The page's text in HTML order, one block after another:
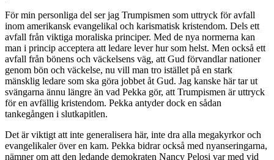
För min personliga del ser jag Trumpismen som uttryck för avfall
inom amerikansk evangelikal och karismatisk kristendom. Dels ett
avfall från viktiga moraliska principer. Med de nya normerna kan
man i princip acceptera att ledare lever hur som helst. Men också ett
avfall från bönens och väckelsens väg, att Gud förvandlar nationer
genom bön och väckelse, nu vill man tro istället på en stark
mänsklig ledare som ska göra jobbet åt Gud. Jag kanske här tar ut
svängarna ännu längre än vad Pekka gör, att Trumpismen är uttryck
för en avfällig kristendom. Pekka antyder dock en sådan
tankegången i slutkapitlen.
Det är viktigt att inte generalisera här, inte dra alla megakyrkor och
evangelikaler över en kam. Pekka bidrar också med nyanseringarna,
nämner om att den ledande demokraten Nancy Pelosi var med vid